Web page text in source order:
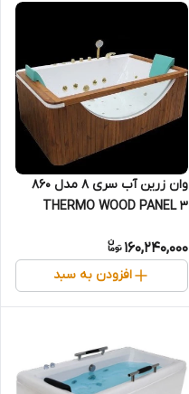
وان زرین آب سری 8 مدل 860
THERMO WOOD PANEL 3
160,240,000
افزودن به سبد